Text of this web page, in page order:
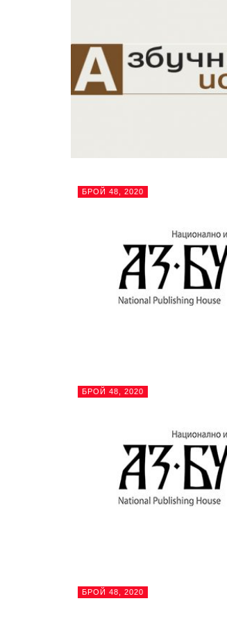
БРОЙ 48, 2020
БРОЙ 48, 2020
БРОЙ 48, 2020